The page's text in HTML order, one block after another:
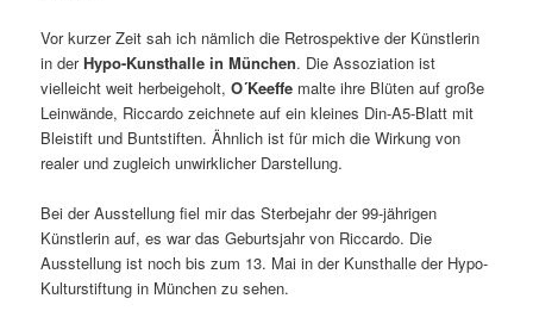
Vor kurzer Zeit sah ich nämlich die Retrospektive der Künstlerin
in derHypo-Kunsthalle in München. Die Assoziation ist
vielleicht weit herbeigeholt,O´Keeffe malte ihre Blüten auf große
Leinwände, Riccardo zeichnete auf ein kleines Din-A5-Blatt mit
Bleistift und Buntstiften. Ähnlich ist für mich die Wirkung von
realer und zugleich unwirklicher Darstellung.
Bei der Ausstellung fiel mir das Sterbejahr der 99-jährigen
Künstlerin auf, es war das Geburtsjahr von Riccardo. Die
Ausstellung ist noch bis zum 13. Mai in der Kunsthalle der Hypo-
Kulturstiftung in München zu sehen.